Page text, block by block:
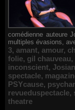
comédienne auteure
multiples évasions,
3, amant, amour,
folie, gil chauveau,
inconscient,
spectacle,
PSYcause,
revueduspectacle,
theatre